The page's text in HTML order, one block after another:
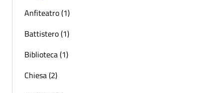
Anfiteatro (1)
Battistero (1)
Biblioteca (1)
Chiesa (2)